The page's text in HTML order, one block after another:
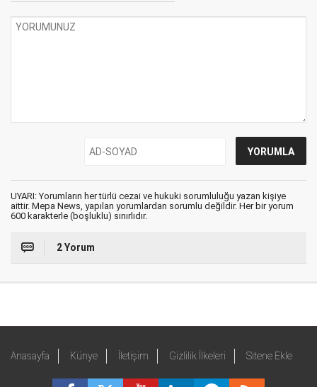
UYARI: Yorumların her türlü cezai ve hukuki sorumluluğu yazan kişiye
aittir. Mepa News, yapılan yorumlardan sorumlu değildir. Her bir yorum
600 karakterle (boşluklu) sınırlıdır.
2 Yorum
Anasayfa Künye İletişim Gizlilik İlkeleri Sitene Ekle